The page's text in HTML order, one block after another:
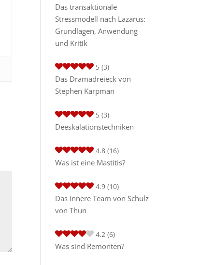
Das transaktionale
Stressmodell nach Lazarus:
Grundlagen, Anwendung
und Kritik
5 (3)
Das Dramadreieck von
Stephen Karpman
5 (3)
Deeskalationstechniken
4.8 (16)
Was ist eine Mastitis?
4.9 (10)
Das innere Team von Schulz
von Thun
4.2 (6)
Was sind Remonten?